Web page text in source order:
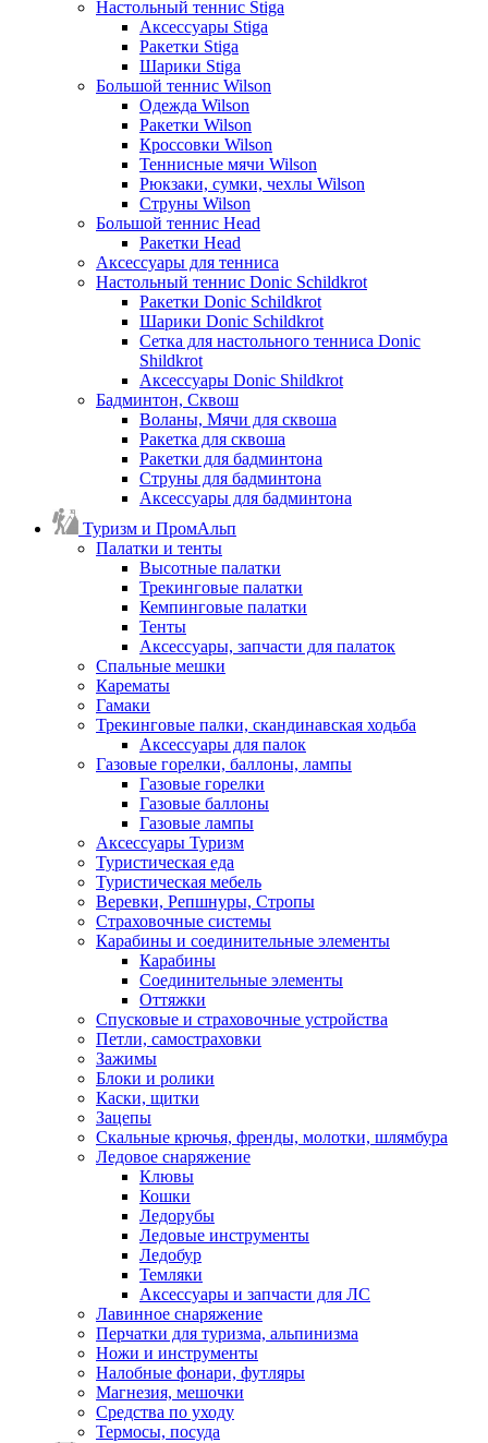
Настольный теннис Stiga
Аксессуары Stiga
Ракетки Stiga
Шарики Stiga
Большой теннис Wilson
Одежда Wilson
Ракетки Wilson
Кроссовки Wilson
Теннисные мячи Wilson
Рюкзаки, сумки, чехлы Wilson
Струны Wilson
Большой теннис Head
Ракетки Head
Аксессуары для тенниса
Настольный теннис Donic Schildkrot
Ракетки Donic Schildkrot
Шарики Donic Schildkrot
Сетка для настольного тенниса Donic
Shildkrot
Аксессуары Donic Shildkrot
Бадминтон, Сквош
Воланы, Мячи для сквоша
Ракетка для сквоша
Ракетки для бадминтона
Струны для бадминтона
Аксессуары для бадминтона
Туризм и ПромАльп
Палатки и тенты
Высотные палатки
Трекинговые палатки
Кемпинговые палатки
Тенты
Аксессуары, запчасти для палаток
Спальные мешки
Карематы
Гамаки
Трекинговые палки, скандинавская ходьба
Аксессуары для палок
Газовые горелки, баллоны, лампы
Газовые горелки
Газовые баллоны
Газовые лампы
Аксессуары Туризм
Туристическая еда
Туристическая мебель
Веревки, Репшнуры, Стропы
Страховочные системы
Карабины и соединительные элементы
Карабины
Соединительные элементы
Оттяжки
Спусковые и страховочные устройства
Петли, самостраховки
Зажимы
Блоки и ролики
Каски, щитки
Зацепы
Скальные крючья, френды, молотки, шлямбура
Ледовое снаряжение
Клювы
Кошки
Ледорубы
Ледовые инструменты
Ледобур
Темляки
Аксессуары и запчасти для ЛС
Лавинное снаряжение
Перчатки для туризма, альпинизма
Ножи и инструменты
Налобные фонари, футляры
Магнезия, мешочки
Средства по уходу
Термосы, посуда